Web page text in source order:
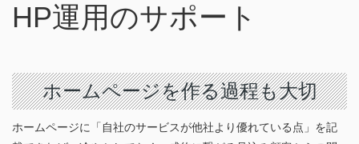
HP運用のサポート
ホームページを作る過程も大切
ホームページに「自社のサービスが他社より優れている点」を記